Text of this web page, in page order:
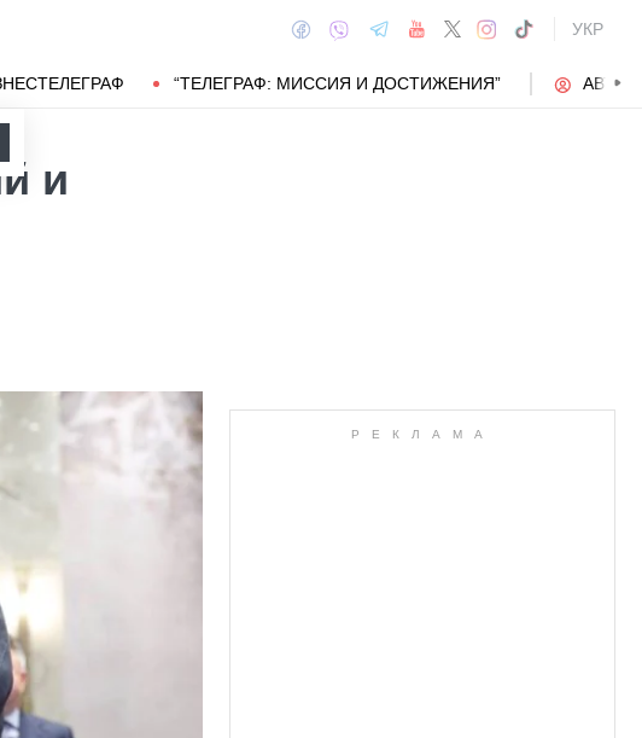
УКР
“ТЕЛЕГРАФ: МИССИЯ И ДОСТИЖЕНИЯ”
и